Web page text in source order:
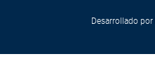
Desarrollado por